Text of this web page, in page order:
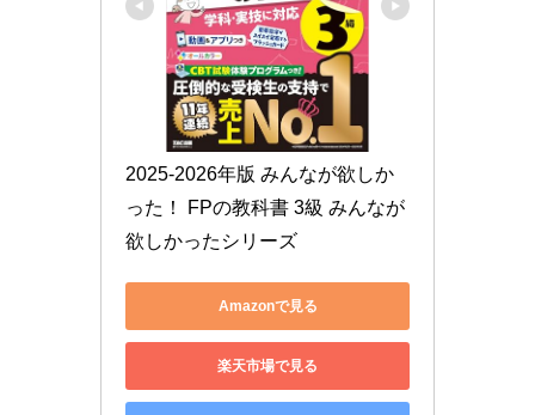
2025-2026年版 みんなが欲しか
った！ FPの教科書 3級 みんなが
欲しかったシリーズ
Amazonで見る
楽天市場で見る